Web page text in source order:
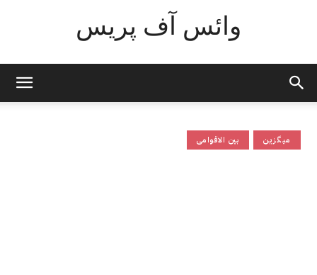
وائس آف پریس
بین الاقوامی میگزین